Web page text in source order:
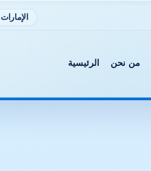
الإمارات
الرئيسية من نحن